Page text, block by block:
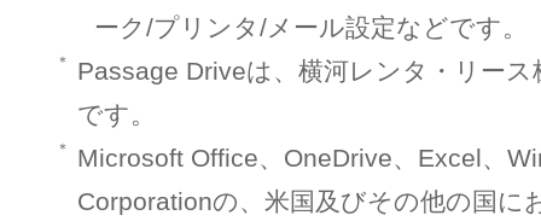
ーク/プリンタ/メール設定などです。
＊
Passage Driveは、横河レンタ・リー
です。
＊
Microsoft Office、OneDrive、Excel、
Corporationの、米国及びその他の国に